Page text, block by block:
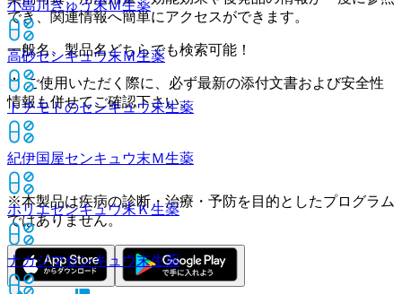
小島川きゅう末Ｍ生薬
高砂センキュウ末Ｍ生薬
トチモトのセンキュウ末生薬
紀伊国屋センキュウ末Ｍ生薬
ホリエセンキュウ末Ｋ生薬
ナカジマセンキュウ末生薬
でき、関連情報へ簡単にアクセスができます。
一般名、製品名どちらでも検索可能！
※ ご使用いただく際に、必ず最新の添付文書および安全性
情報も併せてご確認下さい。
※本製品は疾病の診断・治療・予防を目的としたプログラム
ではありません。